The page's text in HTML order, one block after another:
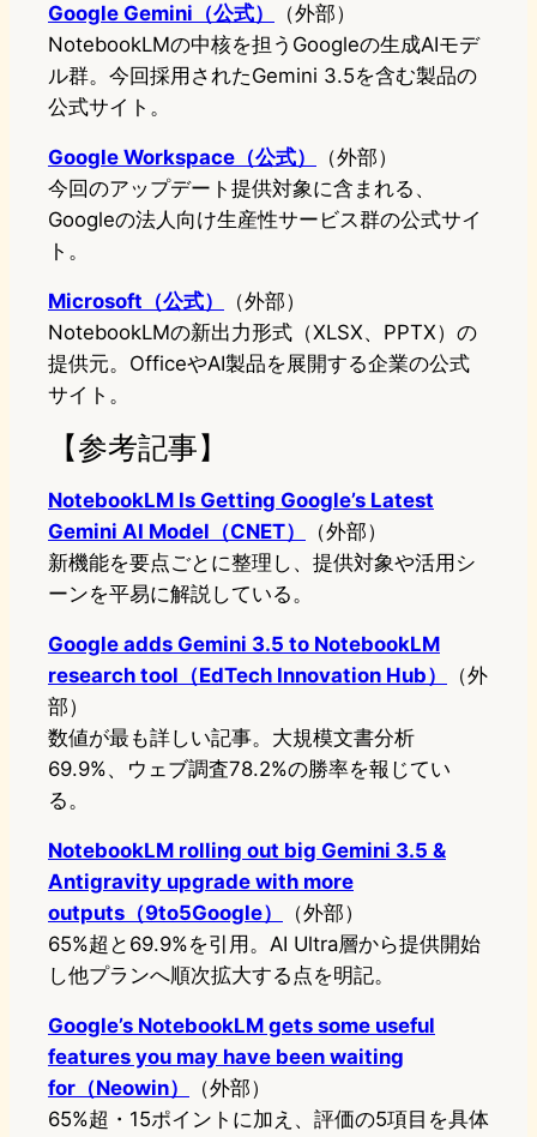
Google Gemini（公式）
（外部）
NotebookLMの中核を担うGoogleの生成AIモデ
ル群。今回採用されたGemini 3.5を含む製品の
公式サイト。
Google Workspace（公式）
（外部）
今回のアップデート提供対象に含まれる、
Googleの法人向け生産性サービス群の公式サイ
ト。
Microsoft（公式）
（外部）
NotebookLMの新出力形式（XLSX、PPTX）の
提供元。OfficeやAI製品を展開する企業の公式
サイト。
【参考記事】
NotebookLM Is Getting Google’s Latest
Gemini AI Model（CNET）
（外部）
新機能を要点ごとに整理し、提供対象や活用シ
ーンを平易に解説している。
Google adds Gemini 3.5 to NotebookLM
research tool（EdTech Innovation Hub）
（外
部）
数値が最も詳しい記事。大規模文書分析
69.9%、ウェブ調査78.2%の勝率を報じてい
る。
NotebookLM rolling out big Gemini 3.5 &
Antigravity upgrade with more
outputs（9to5Google）
（外部）
65%超と69.9%を引用。AI Ultra層から提供開始
し他プランへ順次拡大する点を明記。
Google’s NotebookLM gets some useful
features you may have been waiting
for（Neowin）
（外部）
65%超・15ポイントに加え、評価の5項目を具体